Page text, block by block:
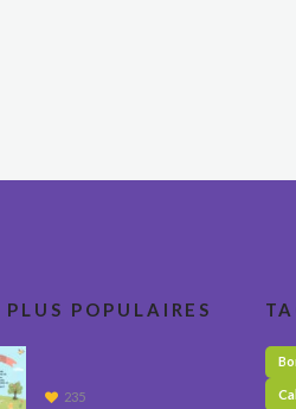
PLUS POPULAIRES
235